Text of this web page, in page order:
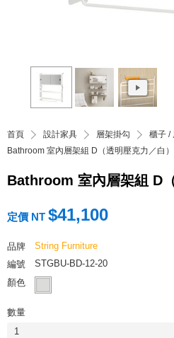
首頁 設計家具 層架掛勾
櫃子 /
Bathroom 室內層架組 D（透明壓克力／白）
Bathroom 室內層架組 D
定價 NT $41,100
品牌
String Furniture
編號
STGBU-BD-12-20
顏色
數量
1